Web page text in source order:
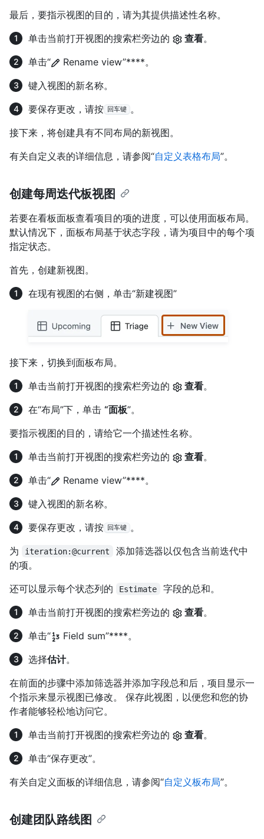
最后，要指示视图的目的，请为其提供描述性名称。
单击当前打开视图的搜索栏旁边的
查看。
单击“
Rename view”****。
键入视图的新名称。
要保存更改，请按
回车键
。
接下来，将创建具有不同布局的新视图。
有关自定义表的详细信息，请参阅“自定义表格布局”。
创建每周迭代板视图
若要在看板面板查看项目的项的进度，可以使用面板布局。
默认情况下，面板布局基于状态字段，请为项目中的每个项
指定状态。
首先，创建新视图。
在现有视图的右侧，单击“新建视图”
接下来，切换到面板布局。
单击当前打开视图的搜索栏旁边的
查看。
在“布局”下，单击 “面板”。
要指示视图的目的，请给它一个描述性名称。
单击当前打开视图的搜索栏旁边的
查看。
单击“
Rename view”****。
键入视图的新名称。
要保存更改，请按
回车键
。
为
iteration:@current
添加筛选器以仅包含当前迭代中
的项。
还可以显示每个状态列的
Estimate
字段的总和。
单击当前打开视图的搜索栏旁边的
查看。
单击“
Field sum”****。
选择估计。
在前面的步骤中添加筛选器并添加字段总和后，项目显示一
个指示来显示视图已修改。 保存此视图，以便您和您的协
作者能够轻松地访问它。
单击当前打开视图的搜索栏旁边的
查看。
单击“保存更改”。
有关自定义面板的详细信息，请参阅“自定义板布局”。
创建团队路线图